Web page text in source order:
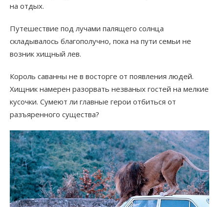
на отдых.
Путешествие под лучами палящего солнца
складывалось благополучно, пока на пути семьи не
возник хищный лев.
Король саванны не в восторге от появления людей.
Хищник намерен разорвать незваных гостей на мелкие
кусочки. Сумеют ли главные герои отбиться от
разъяренного существа?